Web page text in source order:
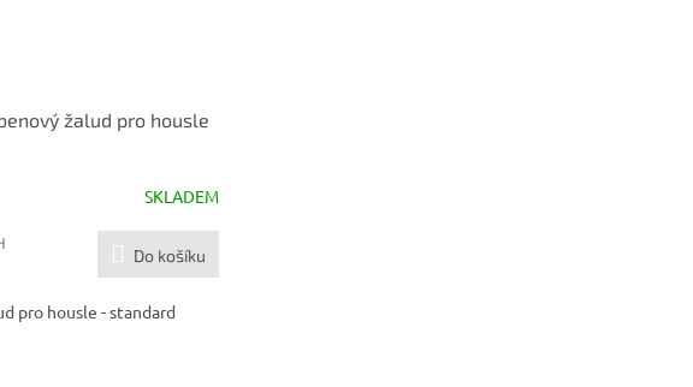
žalud pro housle
SKLADEM
Do košíku
pro housle - standard